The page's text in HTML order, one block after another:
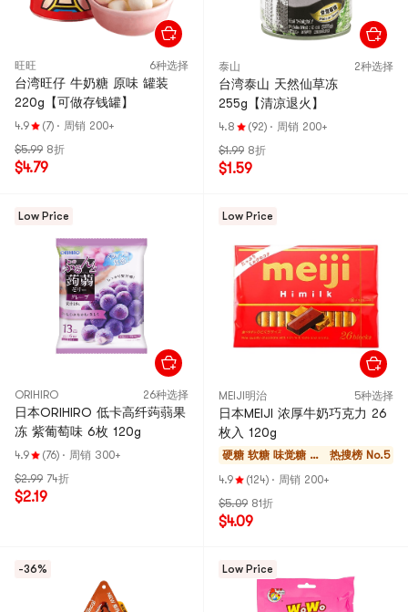
旺旺 6种选择
台湾旺仔 牛奶糖 原味 罐装
220g【可做存钱罐】
4.9 (7) · 周销 200+
$5.99 8折
$4.79
泰山 2种选择
台湾泰山 天然仙草冻
255g【清凉退火】
4.8 (92) · 周销 200+
$1.99 8折
$1.59
Low Price
ORIHIRO 26种选择
日本ORIHIRO 低卡高纤蒟蒻果
冻 紫葡萄味 6枚 120g
4.9 (76) · 周销 300+
$2.99 74折
$2.19
Low Price
MEIJI明治 5种选择
日本MEIJI 浓厚牛奶巧克力 26
枚入 120g
硬糖 软糖 味觉糖 巧
克力
热搜榜 No.5
4.9
(124) · 周销 200+
$5.09 81折
$4.09
-36% Low Price